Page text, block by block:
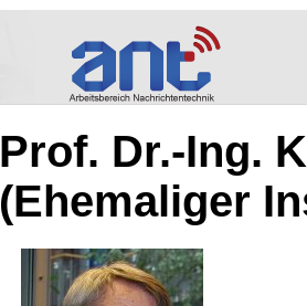
Prof. Dr.-Ing.
(Ehemaliger